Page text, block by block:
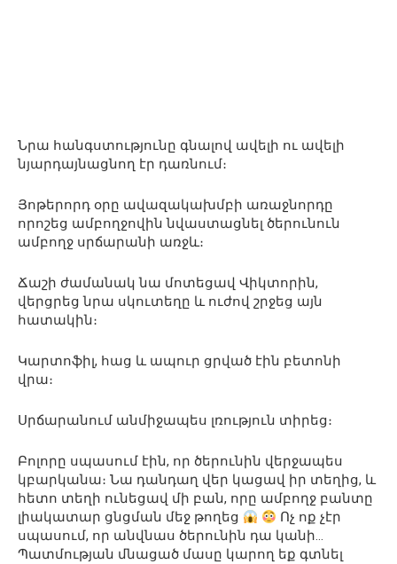
Նրա հանգստությունը գնալով ավելի ու ավելի
նյարդայնացնող էր դառնում։
Յոթերորդ օրը ավազակախմբի առաջնորդը
որոշեց ամբողջովին նվաստացնել ծերունուն
ամբողջ սրճարանի առջև։
Ճաշի ժամանակ նա մոտեցավ Վիկտորին,
վերցրեց նրա սկուտեղը և ուժով շրջեց այն
հատակին։
Կարտոֆիլ, հաց և ապուր ցրված էին բետոնի
վրա։
Սրճարանում անմիջապես լռություն տիրեց։
Բոլորը սպասում էին, որ ծերունին վերջապես
կբարկանա։ Նա դանդաղ վեր կացավ իր տեղից, և
հետո տեղի ունեցավ մի բան, որը ամբողջ բանտը
լիակատար ցնցման մեջ թողեց
Ոչ ոք չէր
սպասում, որ անվնաս ծերունին դա կանի…
Պատմության մնացած մասը կարող եք գտնել